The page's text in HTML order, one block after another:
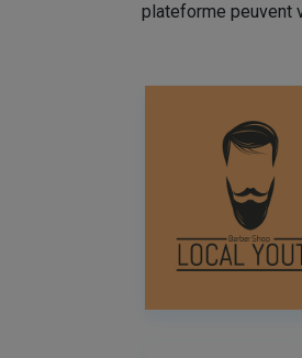
plateforme peuvent